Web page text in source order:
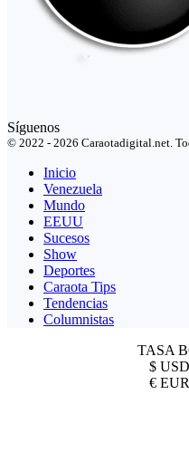
Síguenos
© 2022 - 2026 Caraotadigital.net.
Inicio
Venezuela
Mundo
EEUU
Sucesos
Show
Deportes
Caraota Tips
Tendencias
Columnistas
TASA
$
€